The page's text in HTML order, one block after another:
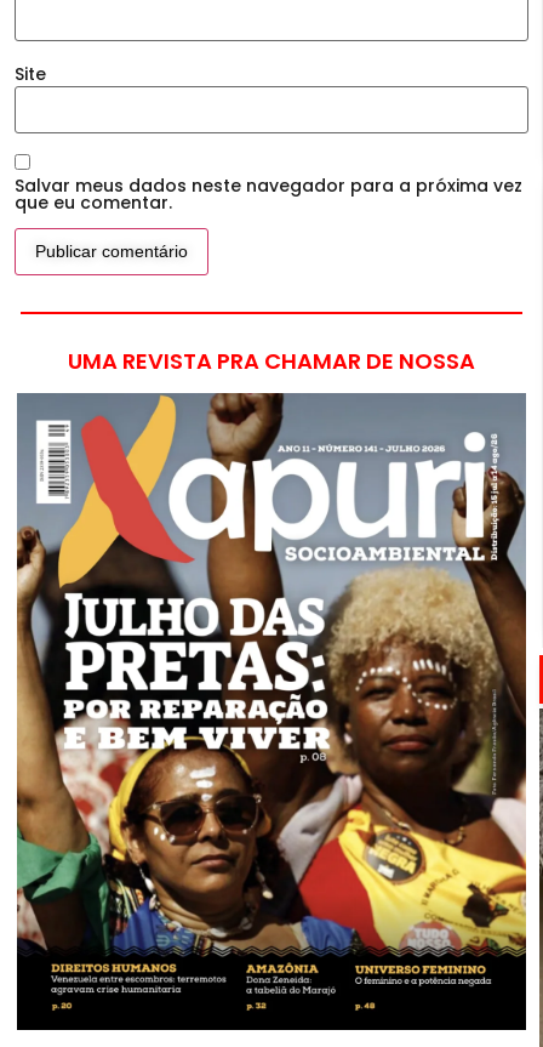
Site
Salvar meus dados neste navegador para a próxima vez
que eu comentar.
UMA REVISTA PRA CHAMAR DE NOSSA